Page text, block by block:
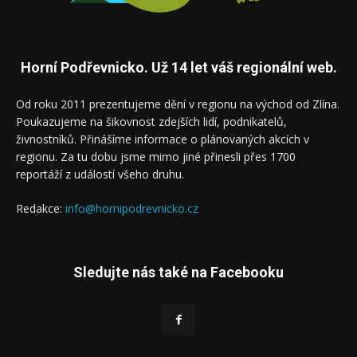
Horní Podřevnicko. Už 14 let váš regionální web.
Od roku 2011 prezentujeme dění v regionu na východ od Zlína.
Poukazujeme na šikovnost zdejších lidí, podnikatelů,
živnostníků. Přinášíme informace o plánovaných akcích v
regionu. Za tu dobu jsme mimo jiné přinesli přes 1700
reportáží z událostí všeho druhu.
Redakce: info@hornipodrevnicko.cz
Sledujte nás také na Facebooku